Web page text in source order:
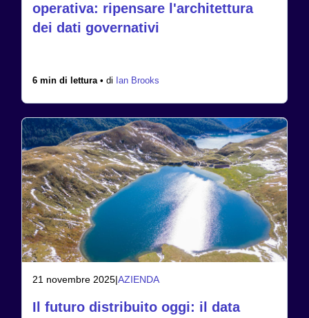
operativa: ripensare l'architettura
dei dati governativi
6 min di lettura • di Ian Brooks
21 novembre 2025|AZIENDA
Il futuro distribuito oggi: il data